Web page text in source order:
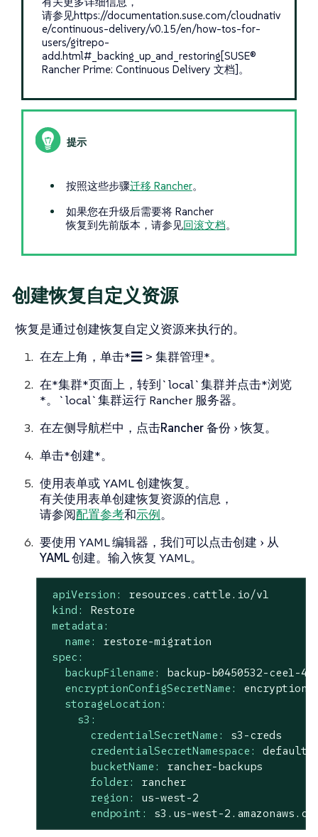
请参见https://documentation.suse.com/cloudnativ
e/continuous-delivery/v0.15/en/how-tos-for-
users/gitrepo-
add.html#_backing_up_and_restoring[SUSE®
Rancher Prime: Continuous Delivery 文档]。
按照这些步骤迁移 Rancher。
如果您在升级后需要将 Rancher
恢复到先前版本，请参见回滚文档。
创建恢复自定义资源
恢复是通过创建恢复自定义资源来执行的。
在左上角，单击*☰ > 集群管理*。
在*集群*页面上，转到`local`集群并点击*浏览
*。`local`集群运行 Rancher 服务器。
在左侧导航栏中，点击Rancher 备份 恢复。
单击*创建*。
使用表单或 YAML 创建恢复。
有关使用表单创建恢复资源的信息，
请参阅配置参考和示例。
要使用 YAML 编辑器，我们可以点击创建
从
YAML 创建。输入恢复 YAML。
apiVersion:
resources.cattle.io/v1
kind:
Restore
metadata:
name:
restore-migration
spec:
backupFilename:
backup-b0450532-cee1-
encryptionConfigSecretName:
storageLocation:
s3:
credentialSecretName:
s3-creds
credentialSecretNamespace:
default
bucketName:
rancher-backups
folder:
rancher
region:
us-west-2
endpoint:
s3.us-west-